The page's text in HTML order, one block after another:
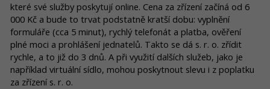
které své služby poskytují online. Cena za zřízení začíná od 6
000 Kč a bude to trvat podstatně kratší dobu: vyplnění
formuláře (cca 5 minut), rychlý telefonát a platba, ověření
plné moci a prohlášení jednatelů. Takto se dá s. r. o. zřídit
rychle, a to již do 3 dnů. A při využití dalších služeb, jako je
například virtuální sídlo, mohou poskytnout slevu i z poplatku
za zřízení s. r. o.